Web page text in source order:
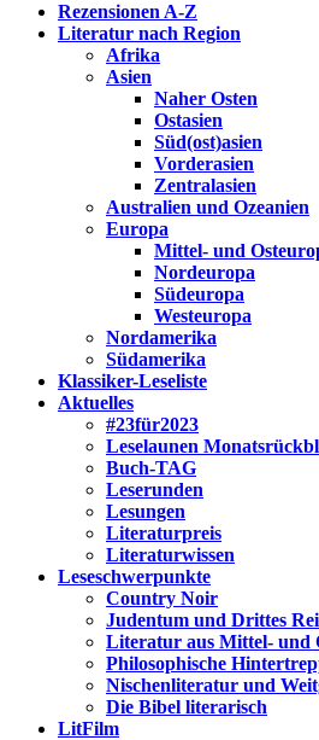
Wissenstagebuch
Eine Gabel für die Suppe der Weisheit
Rezensionen A-Z
Literatur nach Region
Afrika
Asien
Naher Osten
Ostasien
Süd(ost)asien
Vorderasien
Zentralasien
Australien und Ozeanien
Europa
Mittel- und
Nordeuropa
Südeuropa
Westeuropa
Nordamerika
Südamerika
Klassiker-Leseliste
Aktuelles
#23für2023
Leselaunen
Buch-TAG
Leserunden
Lesungen
Literaturpreis
Literaturwissen
Leseschwerpunkte
Country Noir
Judentum und Drittes
Literatur aus Mittel- und
Philosophische
Nischenliteratur und
Die Bibel literarisch
LitFilm